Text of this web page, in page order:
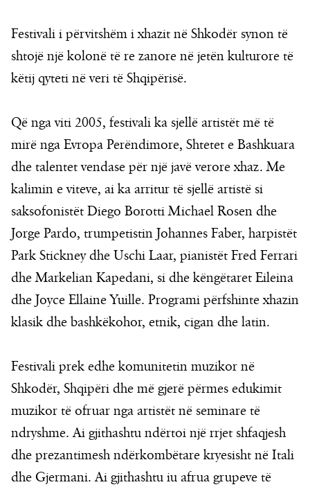
Festivali i përvitshëm i xhazit në Shkodër synon të
shtojë një kolonë të re zanore në jetën kulturore të
këtij qyteti në veri të Shqipërisë.
Që nga viti 2005, festivali ka sjellë artistët më të
mirë nga Evropa Perëndimore, Shtetet e Bashkuara
dhe talentet vendase për një javë verore xhaz. Me
kalimin e viteve, ai ka arritur të sjellë artistë si
saksofonistët Diego Borotti Michael Rosen dhe
Jorge Pardo, trumpetistin Johannes Faber, harpistët
Park Stickney dhe Uschi Laar, pianistët Fred Ferrari
dhe Markelian Kapedani, si dhe këngëtaret Eileina
dhe Joyce Ellaine Yuille. Programi përfshinte xhazin
klasik dhe bashkëkohor, etnik, cigan dhe latin.
Festivali prek edhe komunitetin muzikor në
Shkodër, Shqipëri dhe më gjerë përmes edukimit
muzikor të ofruar nga artistët në seminare të
ndryshme. Ai gjithashtu ndërtoi një rrjet shfaqjesh
dhe prezantimesh ndërkombëtare kryesisht në Itali
dhe Gjermani. Ai gjithashtu iu afrua grupeve të